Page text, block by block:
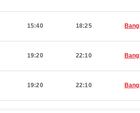
15:40 18:25
19:20 22:10
19:20 22:10